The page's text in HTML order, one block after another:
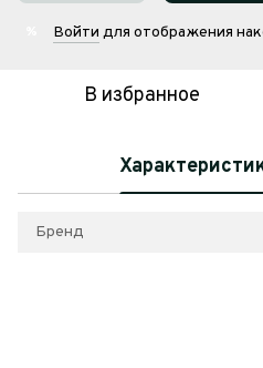
Войти для отображения
В избранное
Бренд